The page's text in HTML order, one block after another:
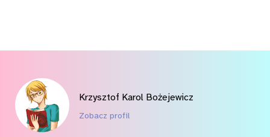
Krzysztof Karol Bożejewicz
Zobacz profil